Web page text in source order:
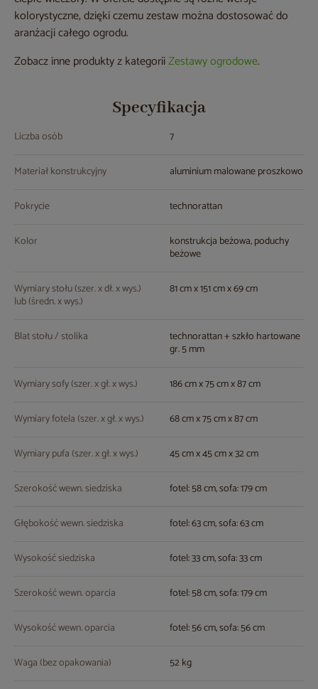
kolorystyczne, dzięki czemu zestaw można dostosować do
aranżacji całego ogrodu.
Zobacz inne produkty z kategoriiZestawy ogrodowe.
Specyfikacja
Liczba osób 7
Materiał konstrukcyjny aluminium malowane proszkowo
Pokrycie technorattan
Kolor konstrukcja beżowa, poduchy
beżowe
Wymiary stołu (szer. x dł. x wys.)
lub (średn. x wys.)
81 cm x 151 cm x 69 cm
Blat stołu / stolika technorattan + szkło hartowane
gr. 5 mm
Wymiary sofy (szer. x gł. x wys.) 186 cm x 75 cm x 87 cm
Wymiary fotela (szer. x gł. x wys.) 68 cm x 75 cm x 87 cm
Wymiary pufa (szer. x gł. x wys.) 45 cm x 45 cm x 32 cm
Szerokość wewn. siedziska fotel: 58 cm, sofa: 179 cm
Głębokość wewn. siedziska fotel: 63 cm, sofa: 63 cm
Wysokość siedziska fotel: 33 cm, sofa: 33 cm
Szerokość wewn. oparcia fotel: 58 cm, sofa: 179 cm
Wysokość wewn. oparcia fotel: 56 cm, sofa: 56 cm
Waga (bez opakowania) 52 kg